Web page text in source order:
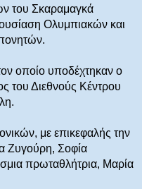
του Σκαραμαγκά
Ολυμπιακών και
οποίο υποδέχτηκαν ο
του Διεθνούς Κέντρου
με επικεφαλής την
Ζυγούρη, Σοφία
πρωταθλήτρια, Μαρία